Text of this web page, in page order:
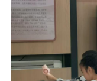
电影